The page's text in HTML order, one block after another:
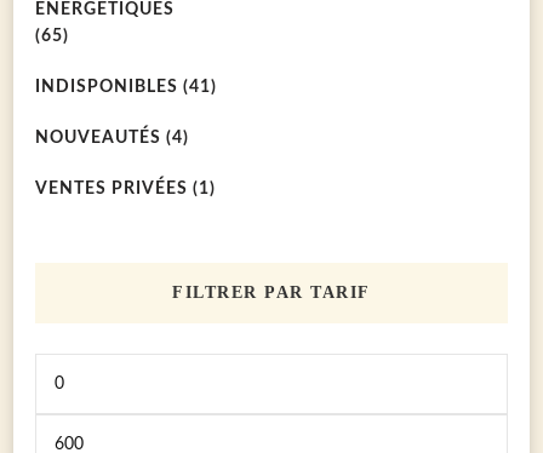
ÉNERGÉTIQUES
(65)
INDISPONIBLES (41)
NOUVEAUTÉS (4)
VENTES PRIVÉES (1)
FILTRER PAR TARIF